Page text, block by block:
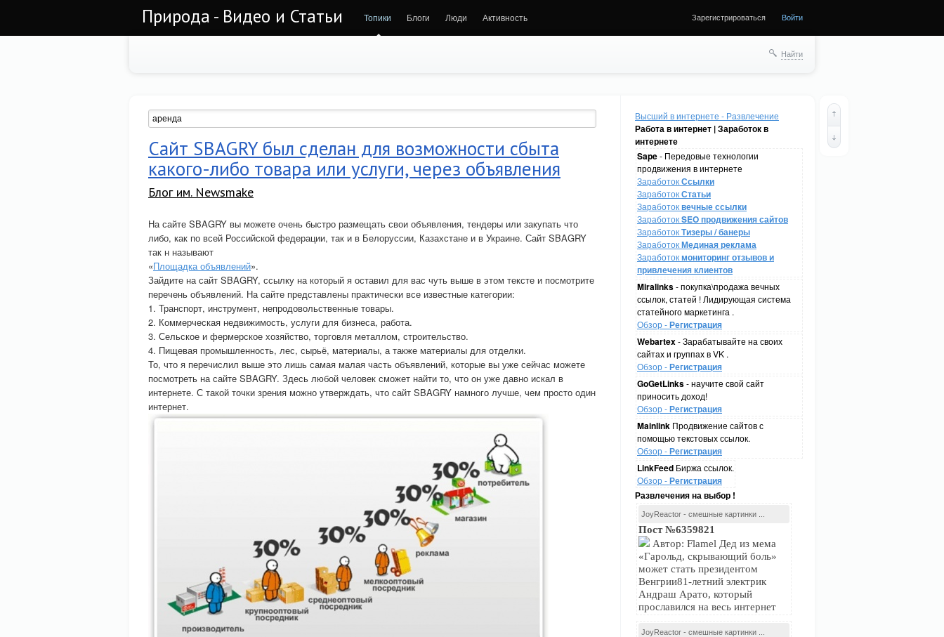
Природа - Видео и Статьи Топики Блоги Люди Активность Зарегистрироваться Войти
Найти
Высший в интернете - Развлечение
Работа в интернет | Заработок в
интернете
Sape- Передовые технологии
продвижения в интернете
ЗаработокСсылки
ЗаработокСтатьи
Заработоквечные ссылки
ЗаработокSEO продвижения сайтов
ЗаработокТизеры / банеры
ЗаработокМединая реклама
Заработокмониторинг отзывов и
привлечения клиентов
Miralinks- покупка\продажа вечных
ссылок, статей ! Лидирующая система
статейного маркетинга .
Обзор -Регистрация
Webartex- Зарабатывайте на своих
сайтах и группах в VK .
Обзор -Регистрация
GoGetLinks- научите свой сайт
приносить доход!
Обзор -Регистрация
Mainlink Продвижение сайтов с
помощью текстовых ссылок.
Обзор -Регистрация
LinkFeed Биржа ссылок.
Обзор -Регистрация
Развлечения на выбор !
JoyReactor - смешные картинки ...
Пост №6359821
Автор: Flamel Дед из мема
«Гарольд, скрывающий боль»
может стать президентом
Венгрии81-летний электрик
Андраш Арато, который
прославился на весь интернет
JoyReactor - смешные картинки ...
Сайт SBAGRY был сделан для возможности сбыта
какого-либо товара или услуги, через объявления
Блог им. Newsmake
На сайте SBAGRY вы можете очень быстро размещать свои объявления, тендеры или закупать что
либо, как по всей Российской федерации, так и в Белоруссии, Казахстане и в Украине. Сайт SBAGRY
так н называют
«Площадка объявлений».
Зайдите на сайт SBAGRY, ссылку на который я оставил для вас чуть выше в этом тексте и посмотрите
перечень объявлений. На сайте представлены практически все известные категории:
1. Транспорт, инструмент, непродовольственные товары.
2. Коммерческая недвижимость, услуги для бизнеса, работа.
3. Сельское и фермерское хозяйство, торговля металлом, строительство.
4. Пищевая промышленность, лес, сырьё, материалы, а также материалы для отделки.
То, что я перечислил выше это лишь самая малая часть объявлений, которые вы уже сейчас можете
посмотреть на сайте SBAGRY. Здесь любой человек сможет найти то, что он уже давно искал в
интернете. С такой точки зрения можно утверждать, что сайт SBAGRY намного лучше, чем просто один
интернет.